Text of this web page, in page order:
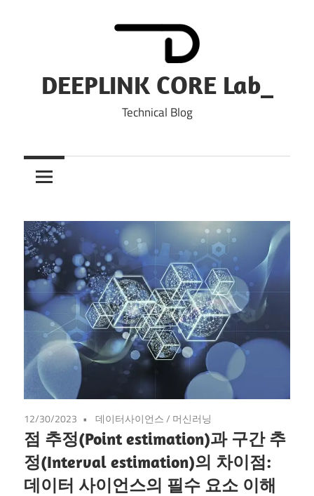
DEEPLINK CORE Lab_
Technical Blog
12/30/2023 데이터사이언스/ 머신러닝
점 추정(Point estimation)과 구간 추
정(Interval estimation)의 차이점:
데이터 사이언스의 필수 요소 이해